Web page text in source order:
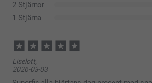
2 Stjärnor
1 Stjärna
Liselott,
2026-03-03